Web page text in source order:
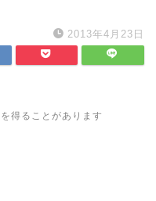
2013年4月23日
得ることがあります